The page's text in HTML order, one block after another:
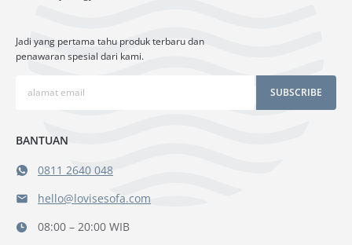
Jadi yang pertama tahu produk terbaru dan
penawaran spesial dari kami.
SUBSCRIBE
BANTUAN
0811 2640 048
hello@lovisesofa.com
08:00 – 20:00 WIB